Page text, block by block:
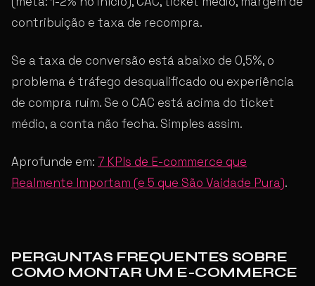
contribuição e taxa de recompra.
Se a taxa de conversão está abaixo de 0,5%, o
problema é tráfego desqualificado ou experiência
de compra ruim. Se o CAC está acima do ticket
médio, a conta não fecha. Simples assim.
Aprofunde em: 7 KPIs de E-commerce que
Realmente Importam (e 5 que São Vaidade Pura).
PERGUNTAS FREQUENTES SOBRE
COMO MONTAR UM E-COMMERCE